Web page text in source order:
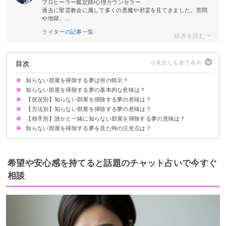
プロヒーラー鑑定師/心理カウンセラー
過去に聖霊教会に属して多くの悪魔や邪霊を見てきました。苦悶
や地獄、...
ライターの記事一覧
目次
知らない部屋を掃除する夢は何の暗示？
知らない部屋を掃除する夢の基本的な意味は？
コンプレックスを払拭したい気持ちの暗示
状況によって意味が決まる
【状況別】知らない部屋を掃除する夢の意味は？
知らない部屋の床を掃除する夢【吉夢】
知らない広い部屋を掃除する夢【吉夢】
知らない部屋をみんなで掃除する夢【予知夢】
知らない散らかった部屋を掃除する夢【吉夢】
【方法別】知らない部屋を掃除する夢の意味は？
知らない部屋を掃除機で掃除する夢【警告夢】
知らない部屋をほうきで掃除する夢【吉夢】
知らない部屋を雑巾で掃除する夢【吉夢】
【相手別】誰かと一緒に知らない部屋を掃除する夢の意味は？
知らない部屋を友達と掃除する夢【吉夢】
知らない部屋を恋人と掃除する夢【吉夢・警告夢】
知らない部屋を知り合いと掃除する夢【警告夢】
知らない部屋を掃除する夢を見た時の注意点は？
十分な休息を取る
吉夢なら話さず警告夢や凶夢は人に話す
希望や安心感を持てると話題のチャット占いで今すぐ
相談